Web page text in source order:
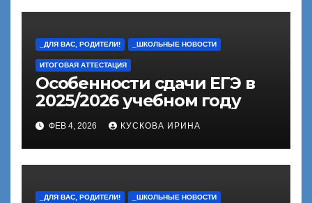
_ДЛЯ ВАС, РОДИТЕЛИ! _ШКОЛЬНЫЕ НОВОСТИ
ИТОГОВАЯ АТТЕСТАЦИЯ
Особенности сдачи ЕГЭ в
2025/2026 учебном году
ФЕВ 4, 2026 КУСКОВА ИРИНА
_ДЛЯ ВАС, РОДИТЕЛИ! _ШКОЛЬНЫЕ НОВОСТИ